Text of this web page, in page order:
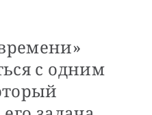
с одним